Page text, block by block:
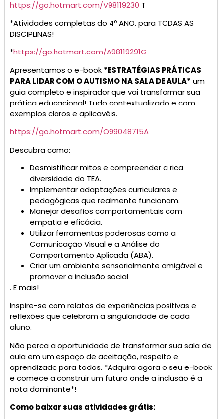
https://go.hotmart.com/V98119230 T
*Atividades completas do 4º ANO. para TODAS AS
DISCIPLINAS!
*https://go.hotmart.com/A98119291G
Apresentamos o e-book *ESTRATÉGIAS PRÁTICAS
PARA LIDAR COM O AUTISMO NA SALA DE AULA* um
guia completo e inspirador que vai transformar sua
prática educacional! Tudo contextualizado e com
exemplos claros e aplicavéis.
https://go.hotmart.com/O99048715A
Descubra como:
Desmistificar mitos e compreender a rica
diversidade do TEA.
Implementar adaptações curriculares e
pedagógicas que realmente funcionam.
Manejar desafios comportamentais com
empatia e eficácia.
Utilizar ferramentas poderosas como a
Comunicação Visual e a Análise do
Comportamento Aplicada (ABA).
Criar um ambiente sensorialmente amigável e
promover a inclusão social
. E mais!
Inspire-se com relatos de experiências positivas e
reflexões que celebram a singularidade de cada
aluno.
Não perca a oportunidade de transformar sua sala de
aula em um espaço de aceitação, respeito e
aprendizado para todos. *Adquira agora o seu e-book
e comece a construir um futuro onde a inclusão é a
nota dominante*!
Como baixar suas atividades grátis: